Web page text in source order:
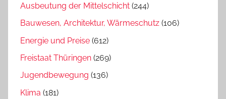
Ausbeutung der Mittelschicht (244)
Bauwesen, Architektur, Wärmeschutz (106)
Energie und Preise (612)
Freistaat Thüringen (269)
Jugendbewegung (136)
Klima (181)